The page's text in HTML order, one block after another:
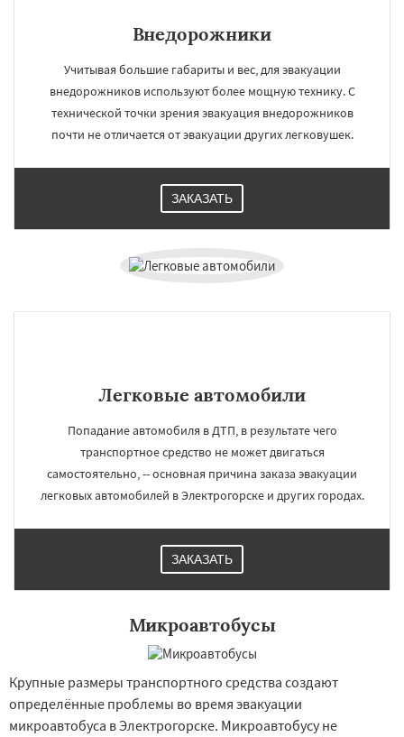
Работаем по
регионам
×
Электросталь Электроугли Яхрома
Деденево Жилево
Запрудная Заречье
Зеленоградск Измайлово Икша
Лопатино Лотошино
Менделеевск
Некрасовское
Решетниково Родники Свердловск
Северный Софрино Томилино
Внедорожники
Учитывая большие габариты и вес, для эвакуации
внедорожников используют более мощную технику. С
технической точки зрения эвакуация внедорожников
почти не отличается от эвакуации других легковушек.
ЗАКАЗАТЬ
Легковые автомобили
Попадание автомобиля в ДТП, в результате чего
транспортное средство не может двигаться
самостоятельно, -- основная причина заказа эвакуации
легковых автомобилей в Электрогорске и других городах.
ЗАКАЗАТЬ
Микроавтобусы
Крупные размеры транспортного средства создают
определённые проблемы во время эвакуации
микроавтобуса в Электрогорске. Микроавтобусу не
УЗНАТЬ ПОДРОБНЕЕ
Даю согласие на обработку персональных данных